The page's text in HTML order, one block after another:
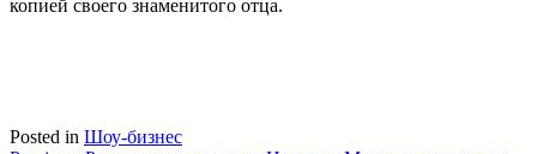
копией своего знаменитого отца.
Posted in Шоу-бизнес